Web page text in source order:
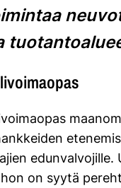
edunvalvojille.
on syytä